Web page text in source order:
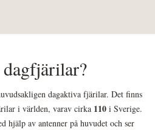
dagaktiva fjärilar. Det finns
i världen, varav cirka 110 i Sverige.
hjälp av antenner på huvudet och ser